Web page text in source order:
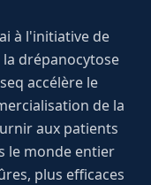
à l'initiative de
drépanocytose
accélère le
de la
aux patients
le monde entier
plus efficaces